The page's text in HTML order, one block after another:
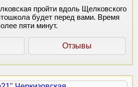
пройти вдоль Щелковского
будет перед вами. Время
пяти минут.
Отзывы